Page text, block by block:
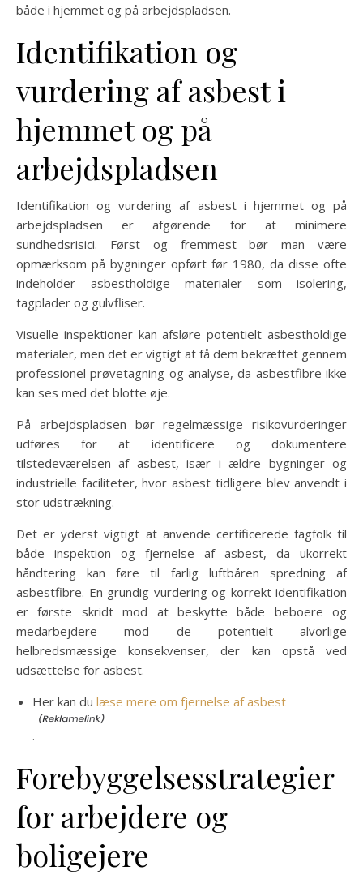
både i hjemmet og på arbejdspladsen.
Identifikation og
vurdering af asbest i
hjemmet og på
arbejdspladsen
Identifikation og vurdering af asbest i hjemmet og på
arbejdspladsen er afgørende for at minimere
sundhedsrisici. Først og fremmest bør man være
opmærksom på bygninger opført før 1980, da disse ofte
indeholder asbestholdige materialer som isolering,
tagplader og gulvfliser.
Visuelle inspektioner kan afsløre potentielt asbestholdige
materialer, men det er vigtigt at få dem bekræftet gennem
professionel prøvetagning og analyse, da asbestfibre ikke
kan ses med det blotte øje.
På arbejdspladsen bør regelmæssige risikovurderinger
udføres for at identificere og dokumentere
tilstedeværelsen af asbest, især i ældre bygninger og
industrielle faciliteter, hvor asbest tidligere blev anvendt i
stor udstrækning.
Det er yderst vigtigt at anvende certificerede fagfolk til
både inspektion og fjernelse af asbest, da ukorrekt
håndtering kan føre til farlig luftbåren spredning af
asbestfibre. En grundig vurdering og korrekt identifikation
er første skridt mod at beskytte både beboere og
medarbejdere mod de potentielt alvorlige
helbredsmæssige konsekvenser, der kan opstå ved
udsættelse for asbest.
Her kan du læse mere om fjernelse af asbest
.
Forebyggelsesstrategier
for arbejdere og
boligejere